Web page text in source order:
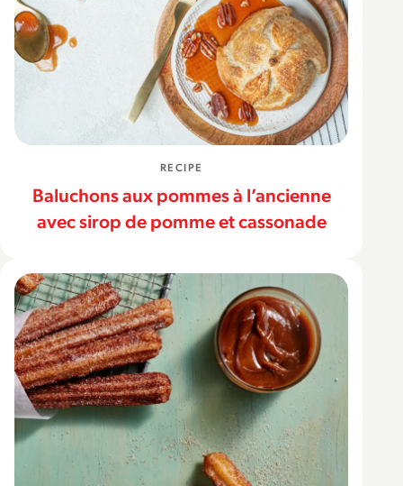
RECIPE
Baluchons aux pommes à l’ancienne
avec sirop de pomme et cassonade